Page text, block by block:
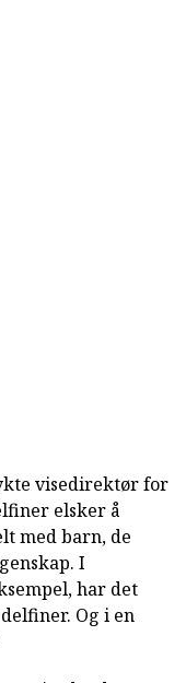
visedirektør for
elsker å
med barn, de
I
har det
Og i en